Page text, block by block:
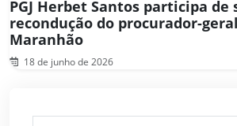
PGJ Herbet Santos participa de
recondução do procurador-
Maranhão
18 de junho de 2026